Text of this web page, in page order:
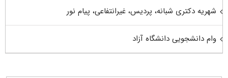
شهریه دکتری شبانه، پردیس، غیرانتفاعی، پیام نور
وام دانشجویی دانشگاه آزاد